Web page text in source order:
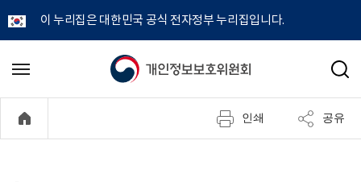
이 누리집은 대한민국 공식 전자정부 누리집입니다.
개
정
메
기
검
인쇄 공유